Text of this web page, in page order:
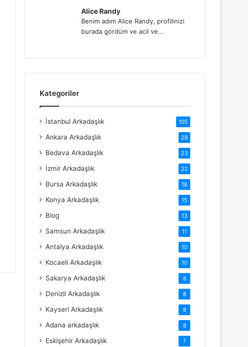
Alice Randy
Benim adım Alice Randy, profilinizi
burada gördüm ve acil ve...
Kategoriler
İstanbul Arkadaşlık 105
Ankara Arkadaşlık 28
Bedava Arkadaşlık 23
İzmir Arkadaşlık 22
Bursa Arkadaşlık 18
Konya Arkadaşlık 15
Blog 13
Samsun Arkadaşlık 11
Antalya Arkadaşlık 10
Kocaeli Arkadaşlık 10
Sakarya Arkadaşlık 8
Denizli Arkadaşlık 8
Kayseri Arkadaşlık 8
Adana arkadaşlık 8
Eskişehir Arkadaşlık 7